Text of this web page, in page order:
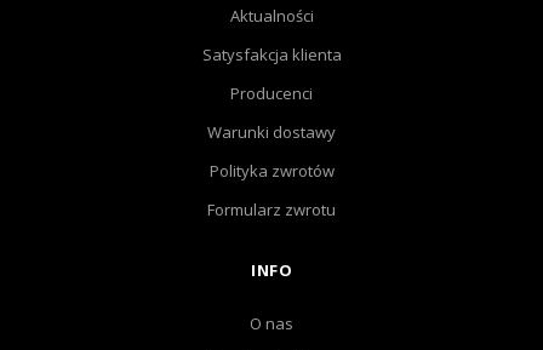
Aktualności
Satysfakcja klienta
Producenci
Warunki dostawy
Polityka zwrotów
Formularz zwrotu
INFO
O nas